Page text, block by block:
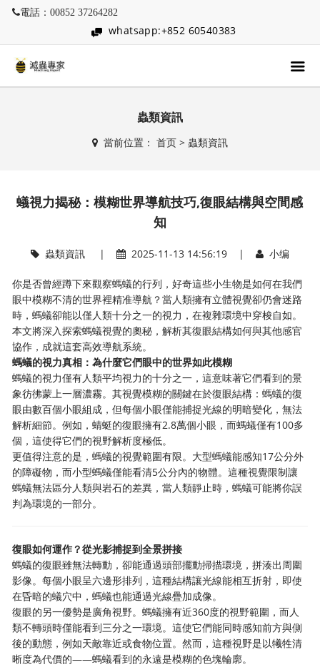
電話：00852 37264282
whatsapp:+852 60540383
蟲類資訊
當前位置： 首页> 蟲類資訊
蟻視力揭秘：模糊世界導航技巧,復眼結構與空間感
知
蟲類資訊| 2025-11-13 14:56:19 | 小编
你是否曾經蹲下來觀察螞蟻的行列，好奇這些小生物是如何在我們
眼中模糊不清的世界裡精准導航？當人類擁有立體視覺卻仍會迷路
時，螞蟻卻能以僅人類十分之一的視力，在複雜環境中穿梭自如。
本文將深入探索螞蟻視覺的奧秘，解析其復眼結構如何與其他感官
協作，成就這套高效導航系統。
螞蟻的視力真相：為什麼它們眼中的世界如此模糊
螞蟻的視力僅有人類平均視力的十分之一，這意味著它們看到的景
象彷彿蒙上一層濃霧。其視覺模糊的關鍵在於復眼結構：螞蟻的復
眼由數百個小眼組成，但每個小眼僅能捕捉光線的明暗變化，無法
解析細節。例如，蜻蜓的復眼擁有2.8萬個小眼，而螞蟻僅有100多
個，這使得它們的視野解析度極低。
更值得注意的是，螞蟻的視覺範圍有限。大型螞蟻能感知17公分外
的障礙物，而小型螞蟻僅能看清5公分內的物體。這種視覺限制讓
螞蟻無法區分人類與岩石的差異，當人類靜止時，螞蟻可能將你誤
判為環境的一部分。
復眼如何運作？從光影捕捉到全景拼接
螞蟻的復眼雖無法轉動，卻能通過頭部擺動掃描環境，拼湊出周圍
影像。每個小眼呈六邊形排列，這種結構讓光線能相互折射，即使
在昏暗的蟻穴中，螞蟻也能通過光線疊加成像。
復眼的另一優勢是廣角視野。螞蟻擁有近360度的視野範圍，而人
類不轉頭時僅能看到三分之一環境。這使它們能同時感知前方與側
後的動態，例如天敵靠近或食物位置。然而，這種視野是以犧牲清
晰度為代價的——螞蟻看到的永遠是模糊的色塊輪廓。